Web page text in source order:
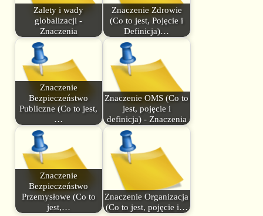
Zalety i wady
globalizacji -
Znaczenia
Znaczenie Zdrowie
(Co to jest, Pojęcie i
Definicja)…
Znaczenie
Bezpieczeństwo
Publiczne (Co to jest,
…
Znaczenie OMS (Co to
jest, pojęcie i
definicja) - Znaczenia
Znaczenie
Bezpieczeństwo
Przemysłowe (Co to
jest,…
Znaczenie Organizacja
(Co to jest, pojęcie i…